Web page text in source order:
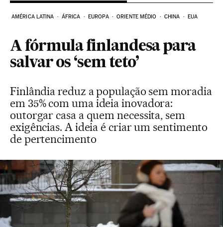
AMÉRICA LATINA ÁFRICA EUROPA ORIENTE MÉDIO CHINA EUA
A fórmula finlandesa para
salvar os ‘sem teto’
Finlândia reduz a população sem moradia
em 35% com uma ideia inovadora:
outorgar casa a quem necessita, sem
exigências. A ideia é criar um sentimento
de pertencimento